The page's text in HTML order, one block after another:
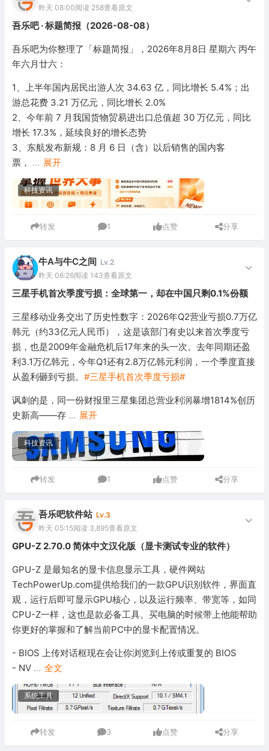
昨天 08:00阅读 258查看原文
吾乐吧 · 标题简报（2026-08-08）
吾乐吧为你整理了「标题简报」，2026年8月8日 星期六 丙午
年六月廿六：
1、上半年国内居民出游人次 34.63 亿，同比增长 5.4%；出
游总花费 3.21 万亿元，同比增长 2.0%
2、今年前 7 月我国货物贸易进出口总值超 30 万亿元，同比
增长 17.3%，延续良好的增长态势
3、东航发布新规：8 月 6 日（含）以后销售的国内客
票， ... 展开
科技资讯
转发 1 点赞 分享
牛A与牛C之间 Lv.2
昨天 06:26阅读 143查看原文
三星手机首次季度亏损：全球第一，却在中国只剩0.1%份额
三星移动业务交出了历史性数字：2026年Q2营业亏损0.7万亿
韩元（约33亿元人民币），这是该部门有史以来首次季度亏
损，也是2009年金融危机后17年来的头一次。去年同期还盈
利3.1万亿韩元，今年Q1还有2.8万亿韩元利润，一个季度直接
从盈利砸到亏损。 #三星手机首次季度亏损#
讽刺的是，同一份财报里三星集团总营业利润暴增1814%创历
史新高——存 ... 展开
科技资讯
转发 1 点赞 分享
吾乐吧软件站 Lv.3
昨天 05:15阅读 3,895查看原文
GPU-Z 2.70.0 简体中文汉化版（显卡测试专业的软件）
GPU-Z 是最知名的显卡信息显示工具，硬件网站
TechPowerUp.com提供给我们的一款GPU识别软件，界面直
观，运行后即可显示GPU核心，以及运行频率、带宽等，如同
CPU-Z一样，这也是款必备工具。买电脑的时候带上他能帮助
你更好的掌握和了解当前PC中的显卡配置情况。
- BIOS 上传对话框现在会让你浏览到上传或重复的 BIOS
- NV ... 全文
系统工具
转发 3 点赞 分享